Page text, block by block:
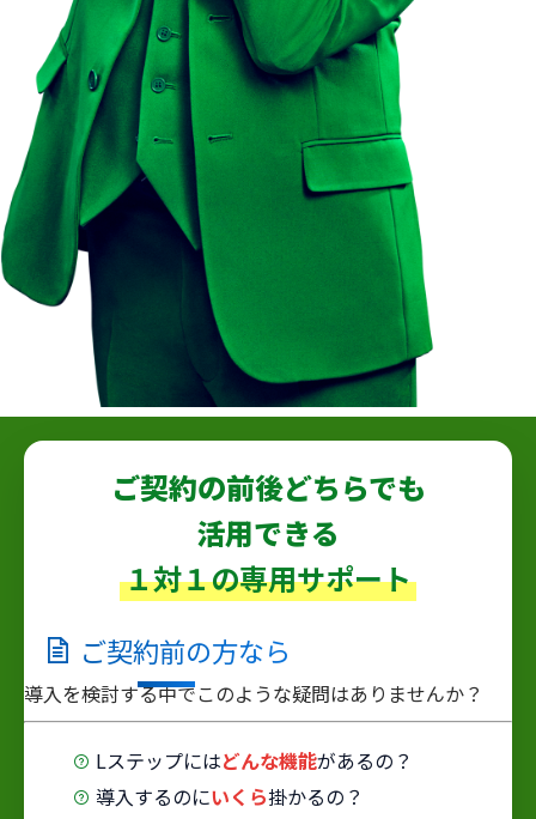
ご契約の前後どちらでも
活用できる
１対１の専用サポート
ご契約前の方なら
導入を検討する中でこのような疑問はありませんか？
Lステップにはどんな機能があるの？
導入するのにいくら掛かるの？